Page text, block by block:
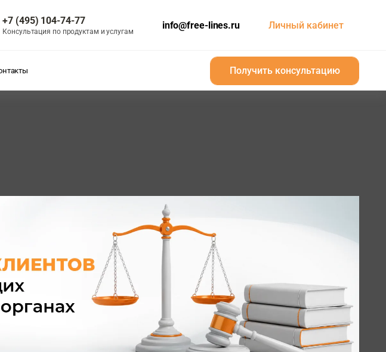
+7 (495) 104-74-77
Консультация по продуктам и услугам
info@free-lines.ru Личный кабинет
Получить консультацию
Получить консультацию